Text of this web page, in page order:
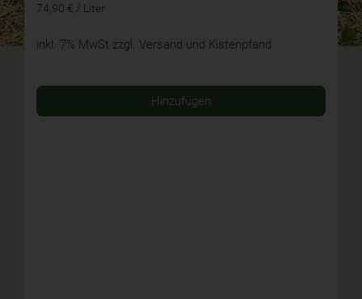
74,90 € / Liter
inkl. 7% MwSt zzgl. Versand und Kistenpfand
Hinzufügen